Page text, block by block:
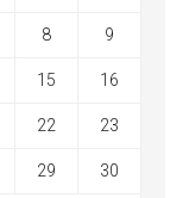
8 9
15 16
22 23
29 30